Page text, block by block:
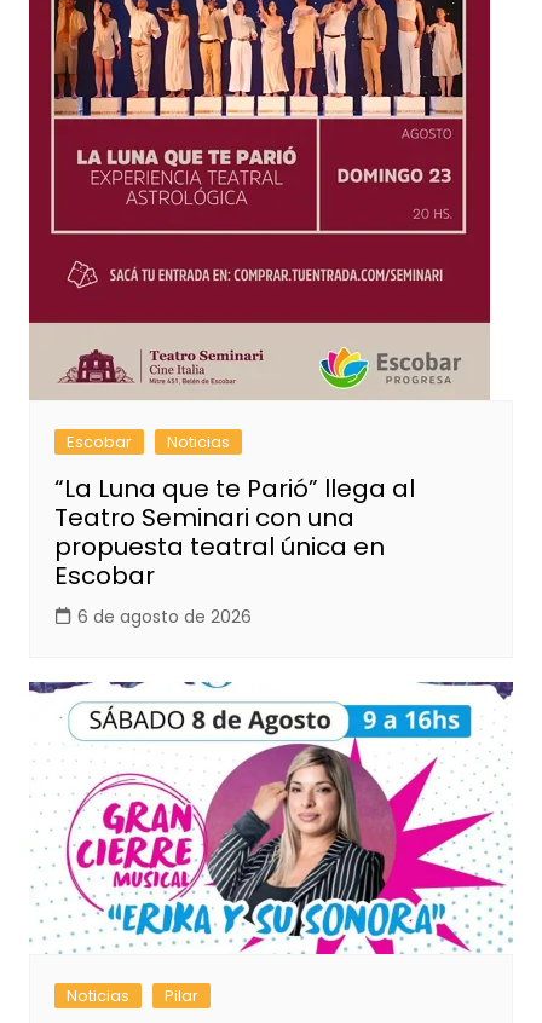
Escobar Noticias
“La Luna que te Parió” llega al
Teatro Seminari con una
propuesta teatral única en
Escobar
6 de agosto de 2026
Noticias Pilar